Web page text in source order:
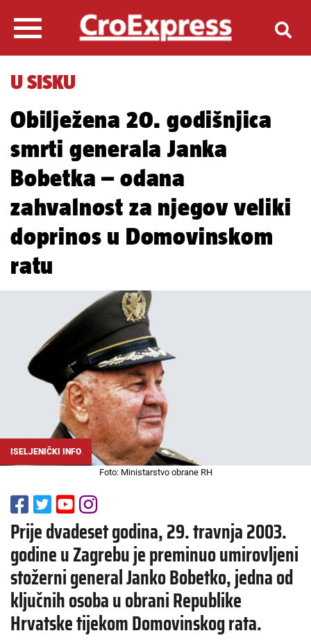
U SISKU
Obilježena 20. godišnjica
smrti generala Janka
Bobetka – odana
zahvalnost za njegov veliki
doprinos u Domovinskom
ratu
ISELJENIČKI INFO
Foto: Ministarstvo obrane RH
Prije dvadeset godina, 29. travnja 2003.
godine u Zagrebu je preminuo umirovljeni
stožerni general Janko Bobetko, jedna od
ključnih osoba u obrani Republike
Hrvatske tijekom Domovinskog rata.